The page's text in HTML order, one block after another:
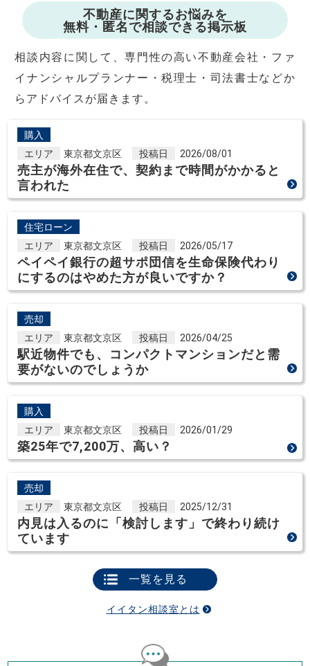
不動産に関するお悩みを
無料・匿名で相談できる掲示板
相談内容に関して、専門性の高い不動産会社・ファ
イナンシャルプランナー・税理士・司法書士などか
らアドバイスが届きます。
購入
エリア
東京都文京区 投稿日 2026/08/01
売主が海外在住で、契約まで時間がかかると
言われた
住宅ローン
エリア
東京都文京区 投稿日 2026/05/17
ペイペイ銀行の超サポ団信を生命保険代わり
にするのはやめた方が良いですか？
売却
エリア
東京都文京区 投稿日 2026/04/25
駅近物件でも、コンパクトマンションだと需
要がないのでしょうか
購入
エリア
東京都文京区 投稿日 2026/01/29
築25年で7,200万、高い？
売却
エリア
東京都文京区 投稿日 2025/12/31
内見は入るのに「検討します」で終わり続け
ています
一覧を見る
イイタン相談室とは